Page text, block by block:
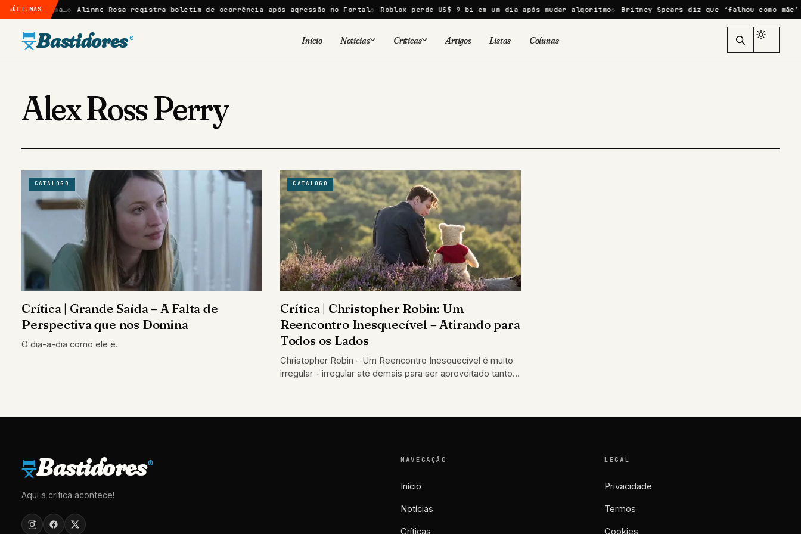
ÚLTIMAS
de Uma… Alinne Rosa registra boletim de ocorrência após agressão no Fortal Roblox perde US$ 9 bi em um dia após mudar algoritmo Britney Spears diz que ‘falhou como mãe’
Bastidores ® Início Notícias
Quadrinhos
Famosos
Livros
Tecnologia
Críticas
Livros
Artigos Listas Colunas
Alex Ross Perry
CATÁLOGO
Crítica | Grande Saída – A Falta de
Perspectiva que nos Domina
O dia-a-dia como ele é.
CATÁLOGO
Crítica | Christopher Robin: Um
Reencontro Inesquecível – Atirando para
Todos os Lados
Christopher Robin - Um Reencontro Inesquecível é muito
irregular - irregular até demais para ser aproveitado tanto
Bastidores®
Aqui a crítica acontece!
NAVEGAÇÃO
Início
Notícias
Críticas
LEGAL
Privacidade
Termos
Cookies